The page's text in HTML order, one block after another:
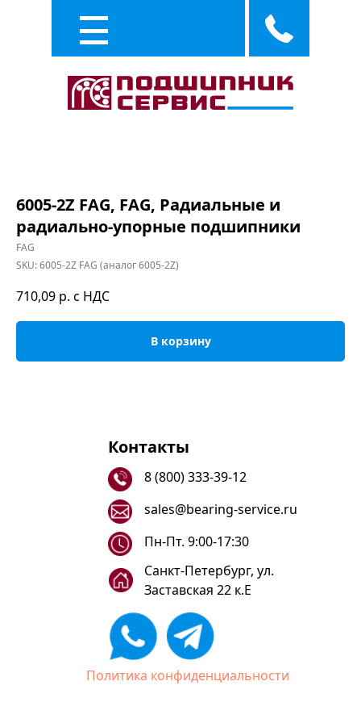
6005-2Z FAG, FAG, Радиальные и
радиально-упорные подшипники
FAG
SKU:6005-2Z FAG (аналог 6005-2Z)
710,09 р. с НДС
В корзину
Контакты
8 (800) 333-39-12
sales@bearing-service.ru
Санкт-Петербург, ул.
Заставская 22 к.Е
Пн-Пт. 9:00-17:30
Политика конфиденциальности